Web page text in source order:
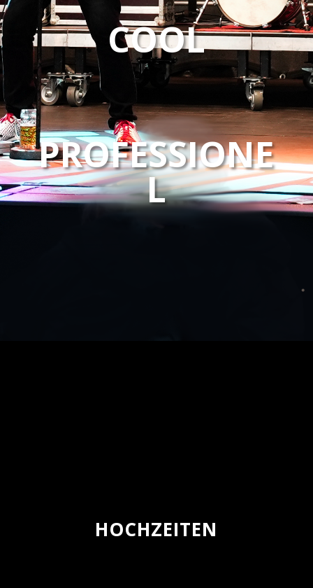
COOL
PROFESSIONE
L
HOCHZEITEN